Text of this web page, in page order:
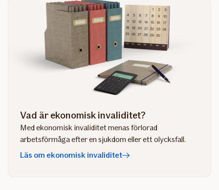
Vad är ekonomisk invaliditet?
Med ekonomisk invaliditet menas förlorad
arbetsförmåga efter en sjukdom eller ett olycksfall.
Läs om ekonomisk invaliditet